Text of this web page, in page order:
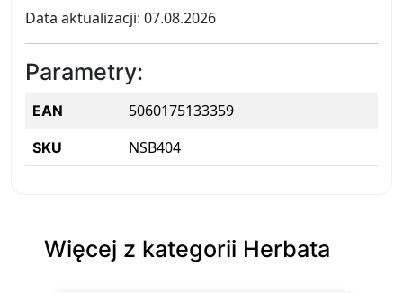
Data aktualizacji: 07.08.2026
Parametry:
EAN 5060175133359
SKU NSB404
Więcej z kategorii Herbata